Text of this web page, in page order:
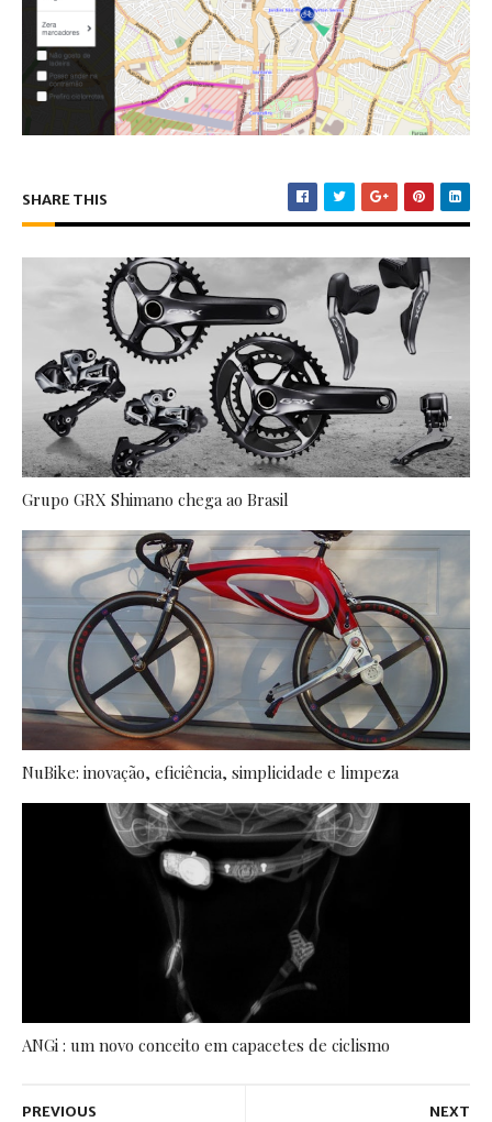
SHARE THIS
Grupo GRX Shimano chega ao Brasil
NuBike: inovação, eficiência, simplicidade e limpeza
ANGi : um novo conceito em capacetes de ciclismo
NEXT
PREVIOUS